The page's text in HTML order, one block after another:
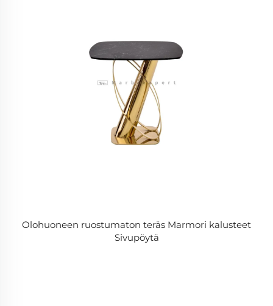
Olohuoneen ruostumaton teräs Marmori kalusteet
Sivupöytä